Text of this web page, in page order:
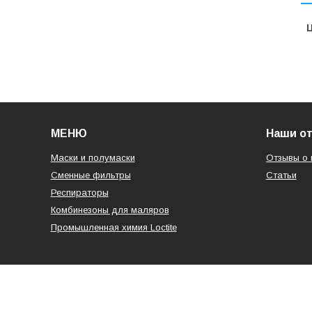
МЕНЮ
Маски и полумаски
Сменные фильтры
Респираторы
Комбинезоны для маляров
Промышленная химия Loctite
Наши
Отзывы о
Статьи